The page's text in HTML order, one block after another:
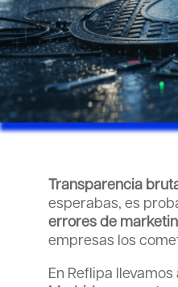
Transparencia
esperabas, es
errores de
empresas los
En Reflipa llevamos